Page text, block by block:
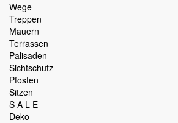
Wege
Treppen
Mauern
Terrassen
Palisaden
Sichtschutz
Pfosten
Sitzen
S A L E
Deko